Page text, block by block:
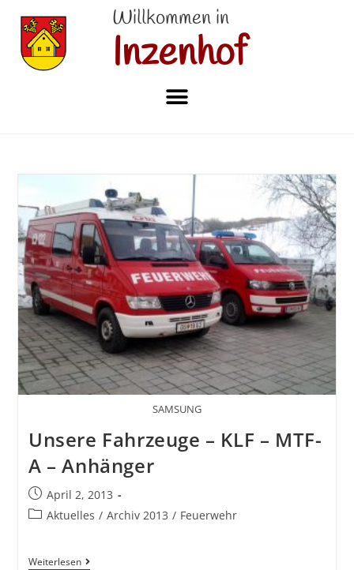
Willkommen in
Inzenhof
SAMSUNG
Unsere Fahrzeuge – KLF – MTF-
A – Anhänger
April 2, 2013
Aktuelles / Archiv 2013 / Feuerwehr
Weiterlesen